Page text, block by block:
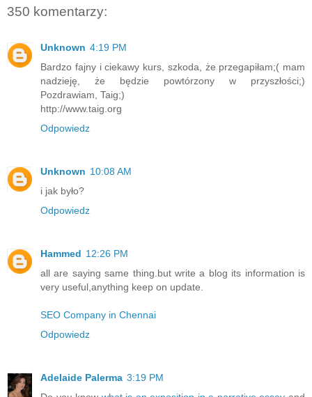
350 komentarzy:
Unknown 4:19 PM
Bardzo fajny i ciekawy kurs, szkoda, że przegapiłam;( mam
nadzieję, że będzie powtórzony w przyszłości;)
Pozdrawiam, Taig;)
http://www.taig.org
Odpowiedz
Unknown 10:08 AM
i jak było?
Odpowiedz
Hammed 12:26 PM
all are saying same thing.but write a blog its information is
very useful,anything keep on update.
SEO Company in Chennai
Odpowiedz
Adelaide Palerma 3:19 PM